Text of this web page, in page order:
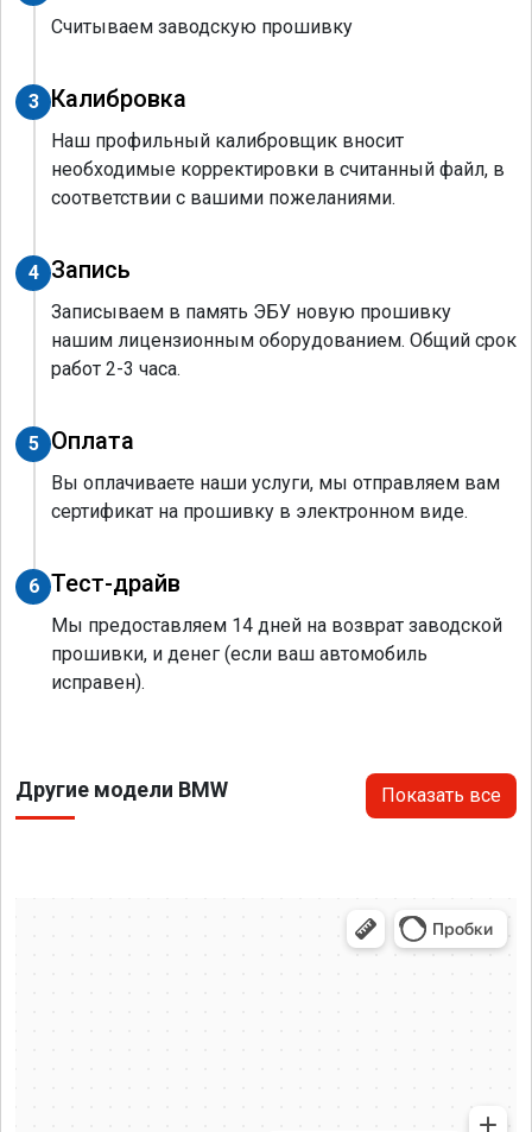
Считываем заводскую прошивку
3 Калибровка
Наш профильный калибровщик вносит
необходимые корректировки в считанный файл, в
соответствии с вашими пожеланиями.
4 Запись
Записываем в память ЭБУ новую прошивку
нашим лицензионным оборудованием. Общий срок
работ 2-3 часа.
5 Оплата
Вы оплачиваете наши услуги, мы отправляем вам
сертификат на прошивку в электронном виде.
6 Тест-драйв
Мы предоставляем 14 дней на возврат заводской
прошивки, и денег (если ваш автомобиль
исправен).
Другие модели BMW Показать все